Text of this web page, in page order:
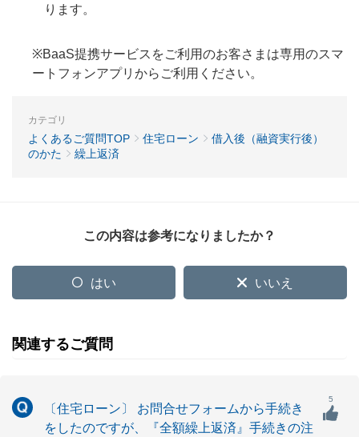
ります。
※BaaS提携サービスをご利用のお客さまは専用のスマ
ートフォンアプリからご利用ください。
カテゴリ
よくあるご質問TOP 住宅ローン
借入後（融資実行後）
のかた
繰上返済
この内容は参考になりましたか？
はい いいえ
関連するご質問
〔住宅ローン〕 お問合せフォームから手続き
をしたのですが、『全額繰上返済』手続きの注
5